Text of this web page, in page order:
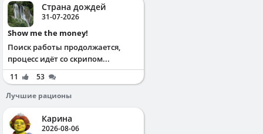
Страна дождей
31-07-2026
Show me the money!
Поиск работы продолжается,
процесс идёт со скрипом...
11
53
Лучшие рационы
Карина
2026-08-06